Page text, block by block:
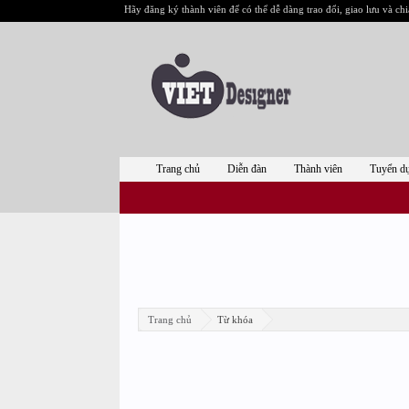
Hãy đăng ký thành viên để có thể dễ dàng trao đổi, giao lưu và
Trang chủ Từ khóa
Trang chủ Diễn đàn Thành viên Tuyển